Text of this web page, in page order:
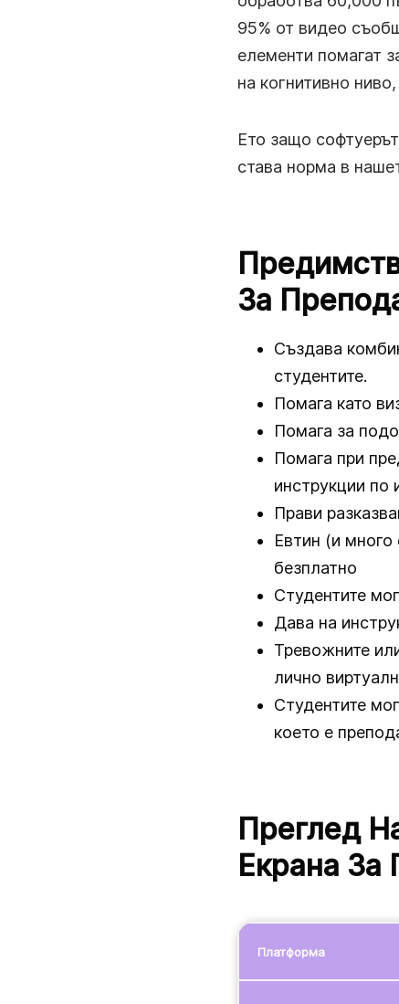
95% от видео
елементи помагат
на когнитивно
Ето защо
става норма в
За
Създава
студентите.
Помага като
Помага за
Помага при
инструкции по
Прави
Евтин (и
безплатно
Студентите
Дава на
Тревожните
лично
Студентите
което е
Преглед
Екрана За
Платформа